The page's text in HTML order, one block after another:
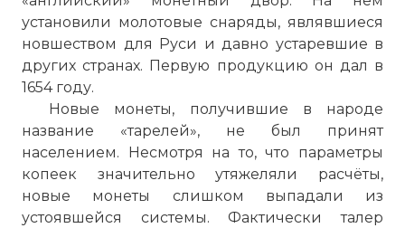
установили молотовые снаряды, являвшиеся
новшеством для Руси и давно устаревшие в
других странах. Первую продукцию он дал в
1654 году.
Новые монеты, получившие в народе
название «тарелей», не был принят
населением. Несмотря на то, что параметры
копеек значительно утяжеляли расчёты,
новые монеты слишком выпадали из
устоявшейся системы. Фактически талер